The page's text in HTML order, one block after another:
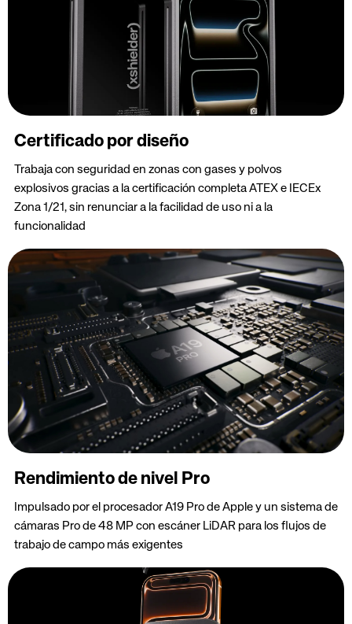
Certificado por diseño
Trabaja con seguridad en zonas con gases y polvos
explosivos gracias a la certificación completa ATEX e IECEx
Zona 1/21, sin renunciar a la facilidad de uso ni a la
funcionalidad
Rendimiento de nivel Pro
Impulsado por el procesador A19 Pro de Apple y un sistema de
cámaras Pro de 48 MP con escáner LiDAR para los flujos de
trabajo de campo más exigentes